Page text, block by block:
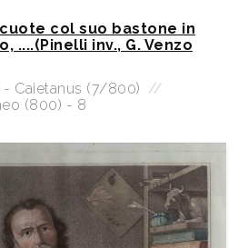
col suo bastone in
....(Pinelli inv., G. Venzo
Caietanus (7/800) //
(800) - 8